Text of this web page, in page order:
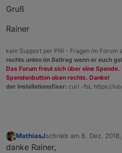
Gruß
Rainer
kein Support per PN! - Fragen im Forum
rechts unten im Beitrag wenn er euch
Das Forum freut sich über eine
Spendenbutton oben rechts. Danke!
der Installationsfixer: curl -fsL https://
Offline
MathiasJschrieb am 8. Dez.
zuletzt editiert von
danke Rainer,